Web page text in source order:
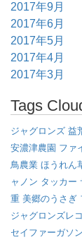
2017年9月
2017年6月
2017年5月
2017年4月
2017年3月
Tags
ジャグロンズ 益
安濃津農園 ファ
鳥農業 ほうれん
ャノン タッカー
重 美郷のうさぎ
ジャグロンズレ
セイファーガソン